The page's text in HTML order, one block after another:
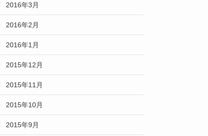
2016年3月
2016年2月
2016年1月
2015年12月
2015年11月
2015年10月
2015年9月